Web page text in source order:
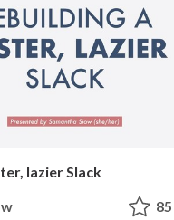
lazier Slack
85